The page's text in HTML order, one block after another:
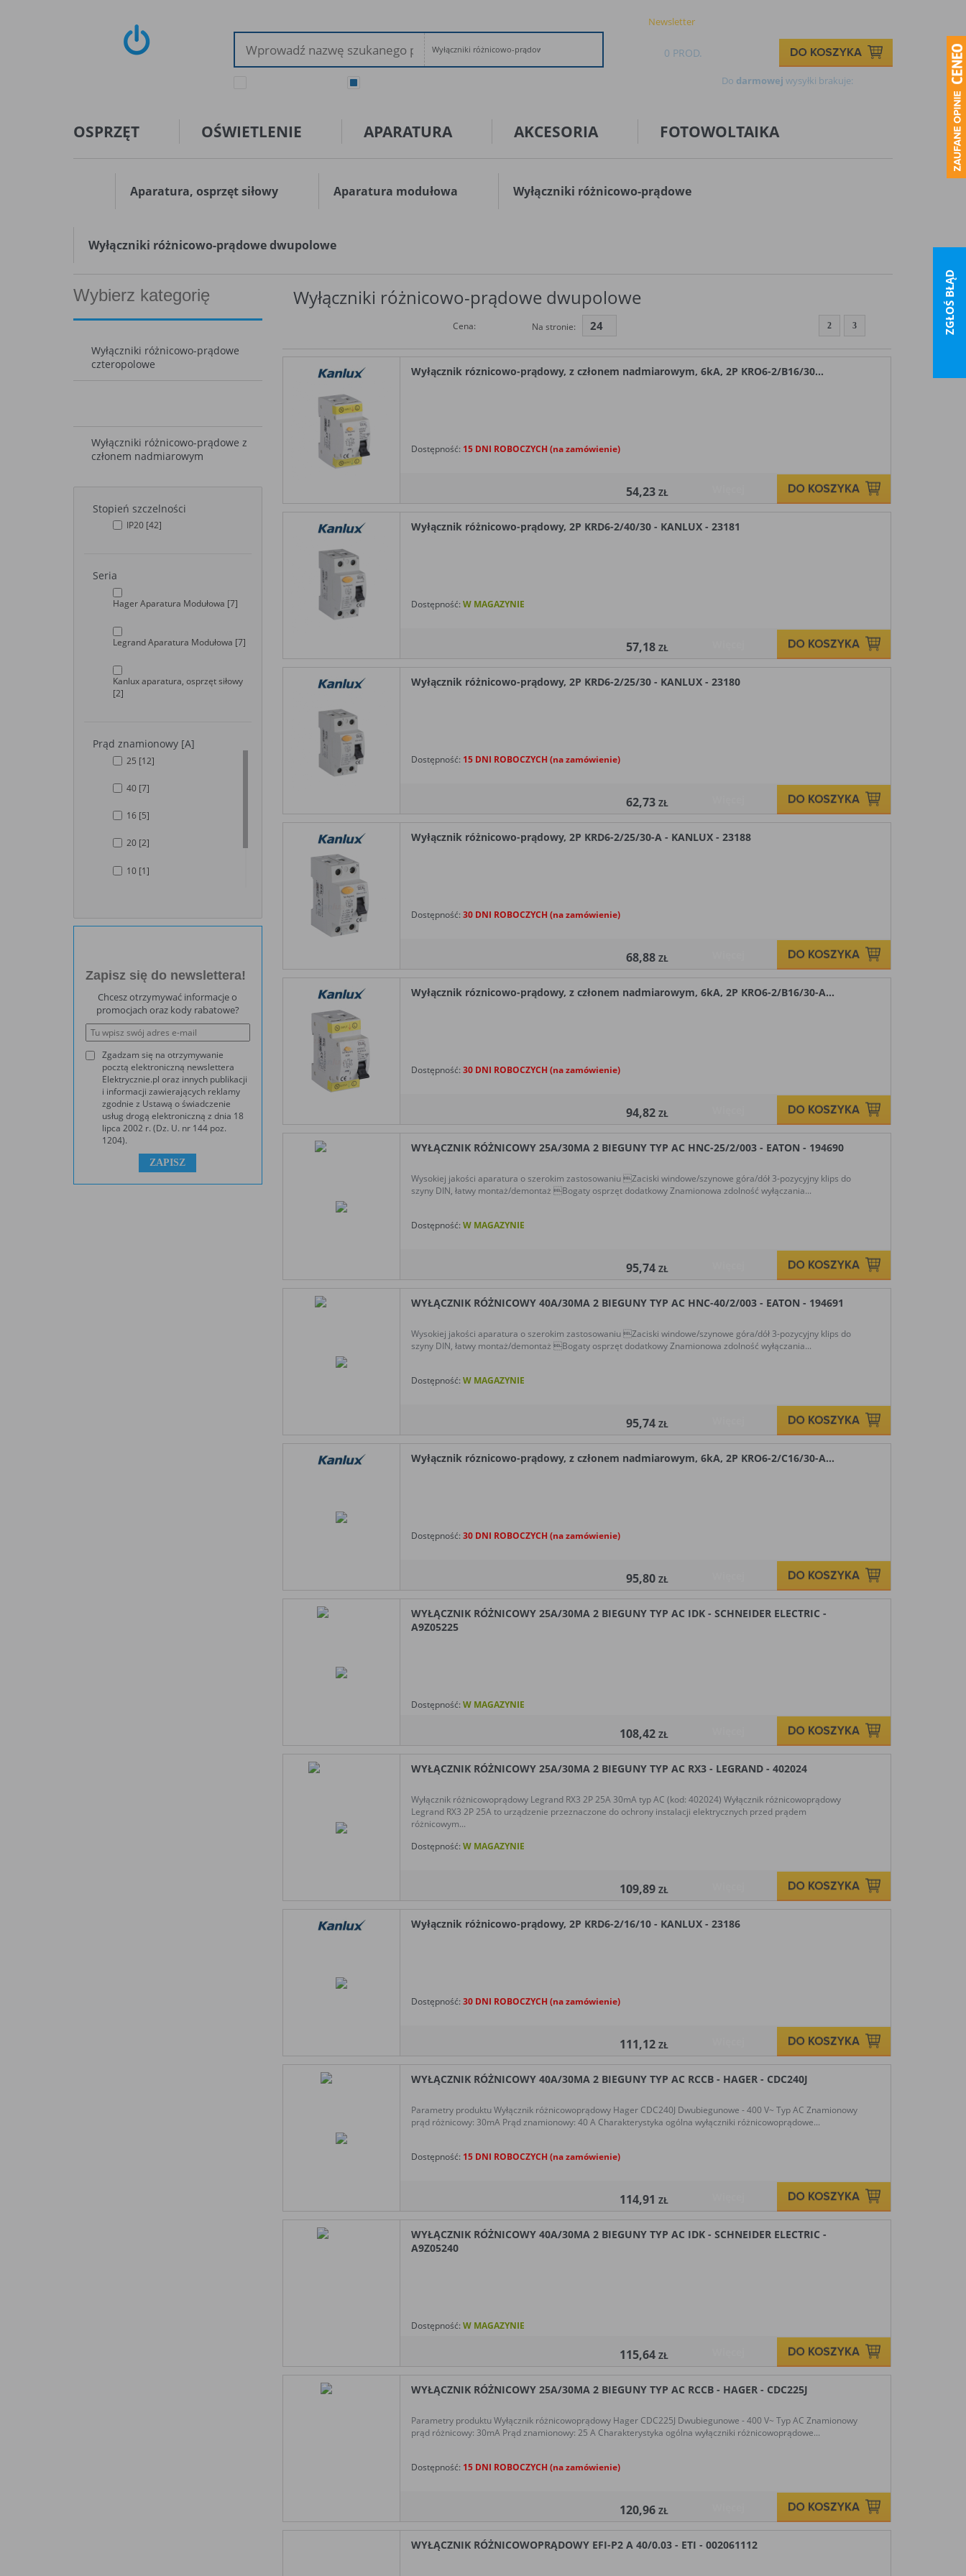
Wyłączniki różnicowo-prądowe dwupolowe
Newsletter
0 PROD.
Do darmowej wysyłki brakuje:
OSPRZĘT OŚWIETLENIE APARATURA AKCESORIA FOTOWOLTAIKA
Aparatura, osprzęt siłowy Aparatura modułowa Wyłączniki różnicowo-prądowe
Wyłączniki różnicowo-prądowe dwupolowe
Wybierz kategorię
Wyłączniki różnicowo-prądowe
czteropolowe
Wyłączniki różnicowo-prądowe z
członem nadmiarowym
Stopień szczelności
IP20 [42]
Seria
Hager Aparatura Modułowa [7]
Legrand Aparatura Modułowa [7]
Kanlux aparatura, osprzęt siłowy
[2]
Prąd znamionowy [A]
25 [12]
40 [7]
16 [5]
20 [2]
10 [1]
63[1]
Zapisz się do newslettera!
Chcesz otrzymywać informacje o
promocjach oraz kody rabatowe?
Zgadzam się na otrzymywanie
pocztą elektroniczną newslettera
Elektrycznie.pl oraz innych publikacji
i informacji zawierających reklamy
zgodnie z Ustawą o świadczenie
usług drogą elektroniczną z dnia 18
lipca 2002 r. (Dz. U. nr 144 poz.
1204).
Wyłączniki różnicowo-prądowe dwupolowe
2 3
Na stronie: 24
Cena:
Wyłącznik róznicowo-prądowy, z członem nadmiarowym, 6kA, 2P KRO6-2/B16/30...
Dostępność: 15 DNI ROBOCZYCH (na zamówienie)
54,23ZŁ
Wyłącznik różnicowo-prądowy, 2P KRD6-2/40/30 - KANLUX - 23181
Dostępność:W MAGAZYNIE
57,18ZŁ
Wyłącznik różnicowo-prądowy, 2P KRD6-2/25/30 - KANLUX - 23180
Dostępność: 15 DNI ROBOCZYCH (na zamówienie)
62,73ZŁ
Wyłącznik różnicowo-prądowy, 2P KRD6-2/25/30-A - KANLUX - 23188
Dostępność:30 DNI ROBOCZYCH (na zamówienie)
68,88ZŁ
Wyłącznik róznicowo-prądowy, z członem nadmiarowym, 6kA, 2P KRO6-2/B16/30-A...
Dostępność:30 DNI ROBOCZYCH (na zamówienie)
94,82ZŁ
WYŁĄCZNIK RÓŻNICOWY 25A/30MA 2 BIEGUNY TYP AC HNC-25/2/003 - EATON - 194690
Wysokiej jakości aparatura o szerokim zastosowaniu Zaciski windowe/szynowe góra/dół 3-pozycyjny klips do
szyny DIN, łatwy montaż/demontaż Bogaty osprzęt dodatkowy Znamionowa zdolność wyłączania...
Dostępność:W MAGAZYNIE
95,74ZŁ
WYŁĄCZNIK RÓŻNICOWY 40A/30MA 2 BIEGUNY TYP AC HNC-40/2/003 - EATON - 194691
Wysokiej jakości aparatura o szerokim zastosowaniu Zaciski windowe/szynowe góra/dół 3-pozycyjny klips do
szyny DIN, łatwy montaż/demontaż Bogaty osprzęt dodatkowy Znamionowa zdolność wyłączania...
Dostępność:W MAGAZYNIE
95,74ZŁ
Wyłącznik róznicowo-prądowy, z członem nadmiarowym, 6kA, 2P KRO6-2/C16/30-A...
Dostępność:30 DNI ROBOCZYCH (na zamówienie)
95,80ZŁ
WYŁĄCZNIK RÓŻNICOWY 25A/30MA 2 BIEGUNY TYP AC IDK - SCHNEIDER ELECTRIC -
A9Z05225
Dostępność:W MAGAZYNIE
108,42ZŁ
WYŁĄCZNIK RÓŻNICOWY 25A/30MA 2 BIEGUNY TYP AC RX3 - LEGRAND - 402024
Wyłącznik różnicowoprądowy Legrand RX3 2P 25A 30mA typ AC (kod: 402024) Wyłącznik różnicowoprądowy
Legrand RX3 2P 25A to urządzenie przeznaczone do ochrony instalacji elektrycznych przed prądem
różnicowym...
Dostępność:W MAGAZYNIE
109,89ZŁ
Wyłącznik różnicowo-prądowy, 2P KRD6-2/16/10 - KANLUX - 23186
Dostępność:30 DNI ROBOCZYCH (na zamówienie)
111,12ZŁ
WYŁĄCZNIK RÓŻNICOWY 40A/30MA 2 BIEGUNY TYP AC RCCB - HAGER - CDC240J
Parametry produktu Wyłącznik różnicowoprądowy Hager CDC240J Dwubiegunowe - 400 V~ Typ AC Znamionowy
prąd różnicowy: 30mA Prąd znamionowy: 40 A Charakterystyka ogólna wyłączniki różnicowoprądowe...
Dostępność: 15 DNI ROBOCZYCH (na zamówienie)
114,91ZŁ
WYŁĄCZNIK RÓŻNICOWY 40A/30MA 2 BIEGUNY TYP AC IDK - SCHNEIDER ELECTRIC -
A9Z05240
Dostępność:W MAGAZYNIE
115,64ZŁ
WYŁĄCZNIK RÓŻNICOWY 25A/30MA 2 BIEGUNY TYP AC RCCB - HAGER - CDC225J
Parametry produktu Wyłącznik różnicowoprądowy Hager CDC225J Dwubiegunowe - 400 V~ Typ AC Znamionowy
prąd różnicowy: 30mA Prąd znamionowy: 25 A Charakterystyka ogólna wyłączniki różnicowoprądowe...
Dostępność: 15 DNI ROBOCZYCH (na zamówienie)
120,96ZŁ
WYŁĄCZNIK RÓŻNICOWOPRĄDOWY EFI-P2 A 40/0.03 - ETI - 002061112
ZGŁOŚ BŁĄD